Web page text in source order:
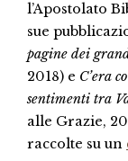
l’Apostolato
sue
pagine dei
2018) e C’era
sentimenti tra
alle Grazie,
raccolte su un